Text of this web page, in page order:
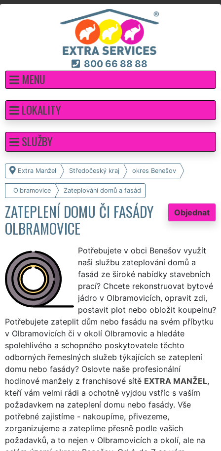
800 66 88 88
MENU
Extra Manžel Středočeský kraj okres Benešov
Olbramovice Zateplování domů a fasád
Objednat
ZATEPLENÍ DOMU ČI FASÁDY
OLBRAMOVICE
Potřebujete v obci Benešov využít
naši službu zateplování domů a
fasád ze široké nabídky stavebních
prací? Chcete rekonstruovat bytové
jádro v Olbramovicích, opravit zdi,
postavit plot nebo obložit koupelnu?
Potřebujete zateplit dům nebo fasádu na svém příbytku
v Olbramovicích či v okolí Olbramovic a hledáte
spolehlivého a schopného poskytovatele těchto
odborných řemeslných služeb týkajících se zateplení
domu nebo fasády? Oslovte naše profesionální
hodinové manžely z franchisové sítě EXTRA MANŽEL,
kteří vám velmi rádi a ochotně vyjdou vstříc s vaším
požadavkem na zateplení domu nebo fasády. Vše
potřebné zajistíme - nakoupíme, přivezeme,
zorganizujeme a zateplíme přesně podle vašich
požadavků, a to nejen v Olbramovicích a okolí, ale na
LOKALITY
SLUŽBY